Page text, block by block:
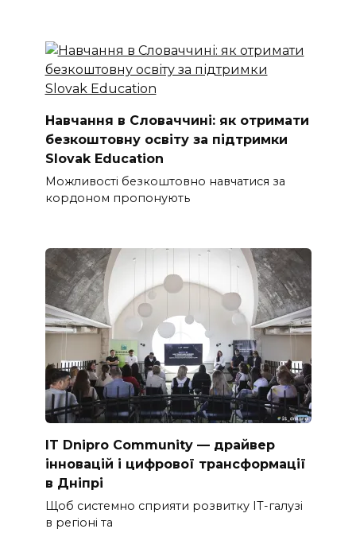
Навчання в Словаччині: як отримати
безкоштовну освіту за підтримки
Slovak Education
Можливості безкоштовно навчатися за
кордоном пропонують
IT Dnipro Community — драйвер
інновацій і цифрової трансформації
в Дніпрі
Щоб системно сприяти розвитку ІТ-галузі
в регіоні та